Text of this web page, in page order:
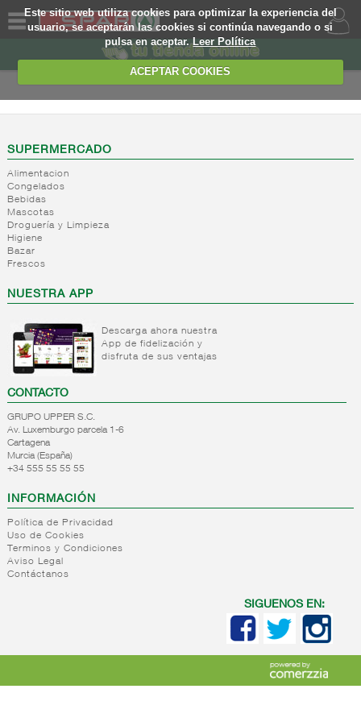
Este sitio web utiliza cookies para optimizar la experiencia del
usuario, se aceptarán las cookies si continúa navegando o si
pulsa en aceptar.Leer Política
ACEPTAR COOKIES
SOMOS
WEB
EJEMPLO
SUPERMERCADO
Alimentacion
Congelados
Bebidas
Mascotas
Droguería y Limpieza
Higiene
Bazar
Frescos
NUESTRA APP
Descarga ahora nuestra
App de fidelización y
disfruta de sus ventajas
CONTACTO
GRUPO UPPER S.C.
Av. Luxemburgo parcela 1-6
Cartagena
Murcia (España)
+34 555 55 55 55
INFORMACIÓN
Política de Privacidad
Uso de Cookies
Terminos y Condiciones
Aviso Legal
Contáctanos
SIGUENOS EN: